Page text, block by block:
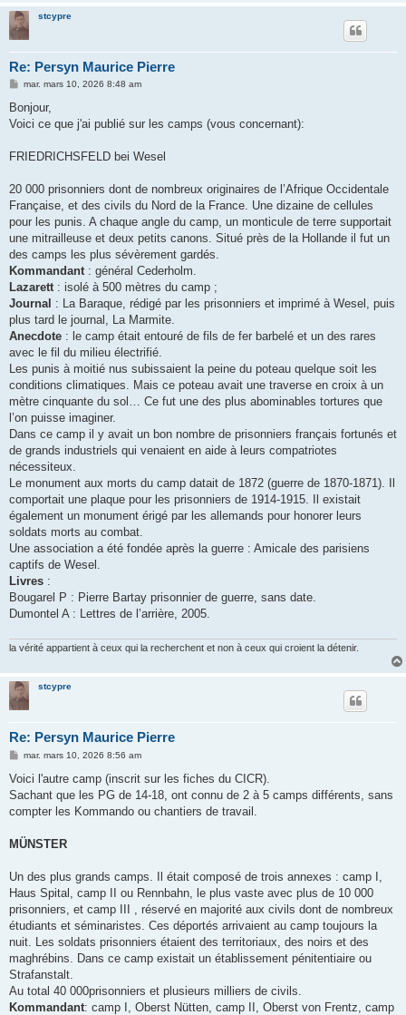
stcypre
Re: Persyn Maurice Pierre
M
s
a
mar. mars 10, 2026 8:48 am
Bonjour,
Voici ce que j'ai publié sur les camps (vous concernant):
FRIEDRICHSFELD bei Wesel
20 000 prisonniers dont de nombreux originaires de l’Afrique Occidentale
Française, et des civils du Nord de la France. Une dizaine de cellules
pour les punis. A chaque angle du camp, un monticule de terre supportait
une mitrailleuse et deux petits canons. Situé près de la Hollande il fut un
des camps les plus sévèrement gardés.
Kommandant: général Cederholm.
Lazarett: isolé à 500 mètres du camp ;
Journal : La Baraque, rédigé par les prisonniers et imprimé à Wesel, puis
plus tard le journal, La Marmite.
Anecdote : le camp était entouré de fils de fer barbelé et un des rares
avec le fil du milieu électrifié.
Les punis à moitié nus subissaient la peine du poteau quelque soit les
conditions climatiques. Mais ce poteau avait une traverse en croix à un
mètre cinquante du sol… Ce fut une des plus abominables tortures que
l’on puisse imaginer.
Dans ce camp il y avait un bon nombre de prisonniers français fortunés et
de grands industriels qui venaient en aide à leurs compatriotes
nécessiteux.
Le monument aux morts du camp datait de 1872 (guerre de 1870-1871). Il
comportait une plaque pour les prisonniers de 1914-1915. Il existait
également un monument érigé par les allemands pour honorer leurs
soldats morts au combat.
Une association a été fondée après la guerre : Amicale des parisiens
captifs de Wesel.
Livres :
Bougarel P : Pierre Bartay prisonnier de guerre, sans date.
Dumontel A : Lettres de l’arrière, 2005.
la vérité appartient à ceux qui la recherchent et non à ceux qui croient la détenir.
stcypre
Re: Persyn Maurice Pierre
M
s
a
g
mar. mars 10, 2026 8:56 am
Voici l'autre camp (inscrit sur les fiches du CICR).
Sachant que les PG de 14-18, ont connu de 2 à 5 camps différents, sans
compter les Kommando ou chantiers de travail.
MÜNSTER
Un des plus grands camps. Il était composé de trois annexes : camp I,
Haus Spital, camp II ou Rennbahn, le plus vaste avec plus de 10 000
prisonniers, et camp III , réservé en majorité aux civils dont de nombreux
étudiants et séminaristes. Ces déportés arrivaient au camp toujours la
nuit. Les soldats prisonniers étaient des territoriaux, des noirs et des
maghrébins. Dans ce camp existait un établissement pénitentiaire ou
Strafanstalt.
Au total 40 000prisonniers et plusieurs milliers de civils.
Kommandant: camp I, Oberst Nütten, camp II, Oberst von Frentz, camp